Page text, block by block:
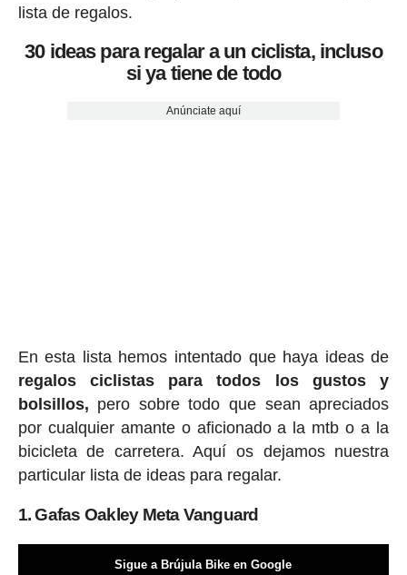
lista de regalos.
30 ideas para regalar a un ciclista, incluso
si ya tiene de todo
Anúnciate aquí
En esta lista hemos intentado que haya ideas de
regalos ciclistas para todos los gustos y
bolsillos, pero sobre todo que sean apreciados
por cualquier amante o aficionado a la mtb o a la
bicicleta de carretera. Aquí os dejamos nuestra
particular lista de ideas para regalar.
1. Gafas Oakley Meta Vanguard
Sigue a Brújula Bike en Google